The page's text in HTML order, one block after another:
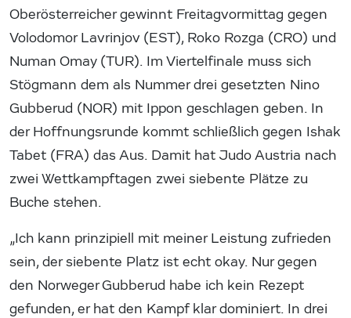
Oberösterreicher gewinnt Freitagvormittag gegen
Volodomor Lavrinjov (EST), Roko Rozga (CRO) und
Numan Omay (TUR). Im Viertelfinale muss sich
Stögmann dem als Nummer drei gesetzten Nino
Gubberud (NOR) mit Ippon geschlagen geben. In
der Hoffnungsrunde kommt schließlich gegen Ishak
Tabet (FRA) das Aus. Damit hat Judo Austria nach
zwei Wettkampftagen zwei siebente Plätze zu
Buche stehen.
„Ich kann prinzipiell mit meiner Leistung zufrieden
sein, der siebente Platz ist echt okay. Nur gegen
den Norweger Gubberud habe ich kein Rezept
gefunden, er hat den Kampf klar dominiert. In drei